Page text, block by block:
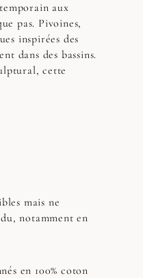
aux
pas. Pivoines,
inspirées des
dans des bassins.
cette
mais ne
notamment en
en 100% coton